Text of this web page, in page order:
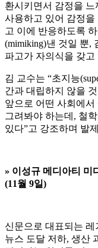
환시키면서 감정을
사용하고 있어 감정
고 이에 반응하도록
(mimiking)낸 것일 뿐,
파고가 자의식을 갖
김 교수는 “초지능
간과 대립하지 않을
앞으로 어떤 사회에서
그려봐야 하는데, 철
있다”고 강조하며 발
» 이성규 메디아티 미
(11월 9일)
신문으로 대표되는
뉴스 도달 저하, 생산